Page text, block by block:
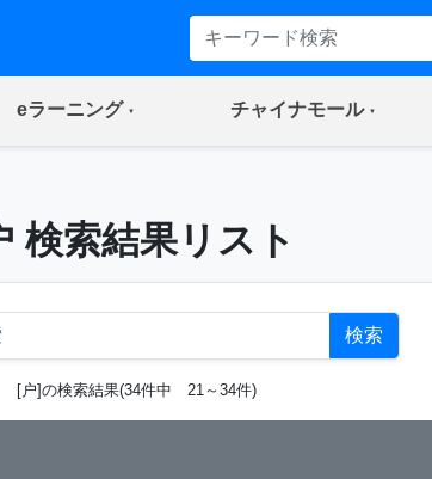
eラーニング(current) チャイナモール(current)
検索結果リスト
検索
[户]の検索結果(34件中 21～34件)